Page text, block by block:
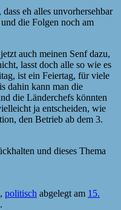
eh alles unvorhersehbar
die Folgen noch am
auch meinen Senf dazu,
lasst doch alle so wie es
ist ein Feiertag, für viele
dahin kann man die
die Länderchefs könnten
ja entscheiden, wie
den Betrieb ab dem 3.
und dieses Thema
, politisch abgelegt am 15.
.